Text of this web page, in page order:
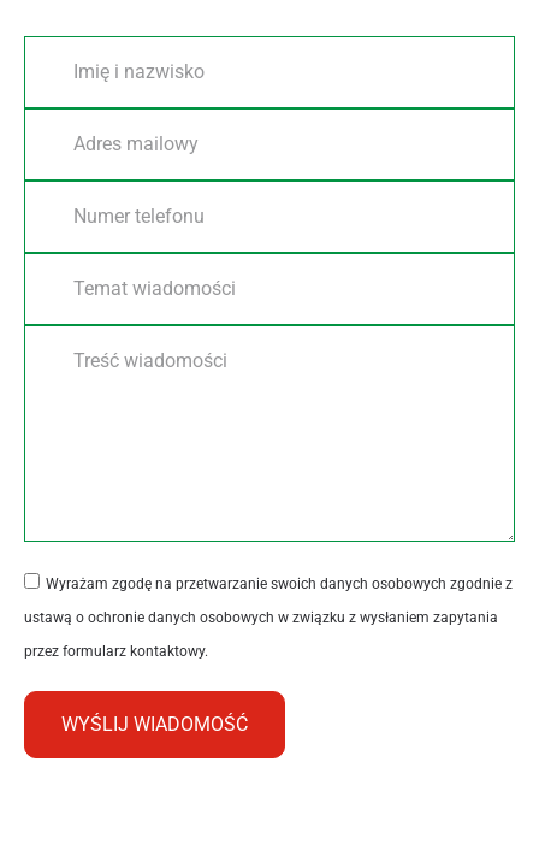
Wyrażam zgodę na przetwarzanie swoich danych osobowych zgodnie z
ustawą o ochronie danych osobowych w związku z wysłaniem zapytania
przez formularz kontaktowy.
WYŚLIJ WIADOMOŚĆ